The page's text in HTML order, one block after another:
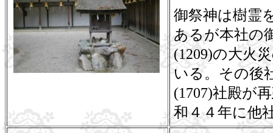
御祭神は樹霊
あるが本社の
(1209)の大火
いる。その後
(1707)社殿が
和４４年に他